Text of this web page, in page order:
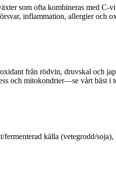
som ofta kombineras med
inflammation, allergier och
från rödvin, druvskal och
och mitokondrier—se vårt bäst i
källa (vetegrodd/